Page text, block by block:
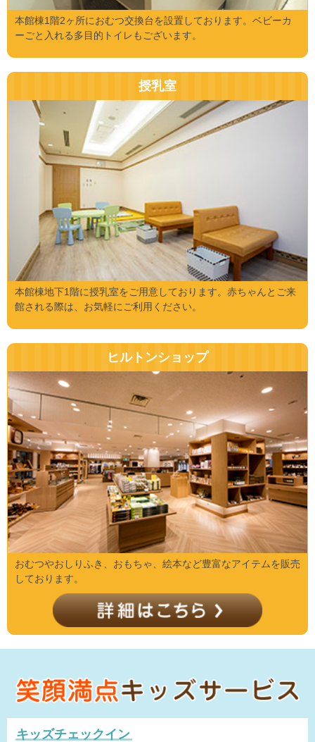
本館棟1階2ヶ所におむつ交換台を設置しております。ベビーカ
ーごと入れる多目的トイレもございます。
授乳室
本館棟地下1階に授乳室をご用意しております。赤ちゃんとご来
館される際は、お気軽にご利用ください。
ヒルトンショップ
おむつやおしりふき、おもちゃ、絵本など豊富なアイテムを販売
しております。
キッズチェックイン